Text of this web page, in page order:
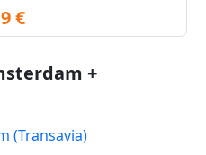
€
+
(Transavia)